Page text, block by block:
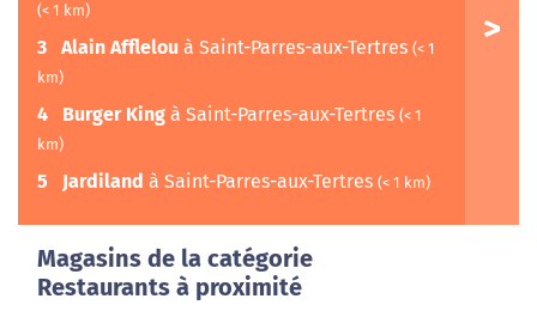
(< 1 km)
3 Alain Afflelou à Saint-Parres-aux-Tertres (< 1
km)
4 Burger King à Saint-Parres-aux-Tertres (< 1
km)
5 Jardiland à Saint-Parres-aux-Tertres (< 1 km)
Magasins de la catégorie
Restaurants à proximité